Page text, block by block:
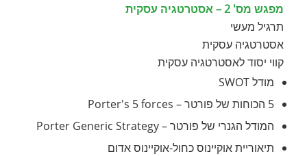
מפגש מס' 2 – אסטרטגיה עסקית
תרגיל מעשי
אסטרטגיה עסקית
קווי יסוד לאסטרטגיה עסקית
מודל SWOT
5 הכוחות של פורטר – Porter's 5 forces
המודל הגנרי של פורטר – Porter Generic Strategy
תיאוריית אוקיינוס כחול-אוקיינוס אדום